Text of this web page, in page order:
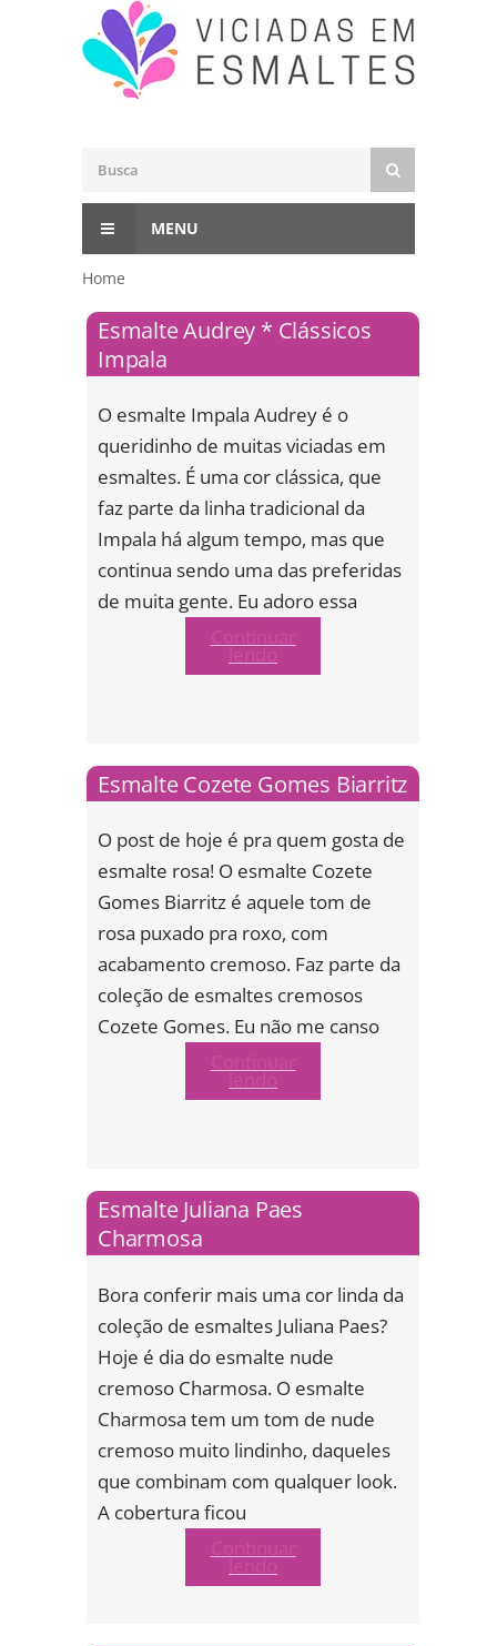
MENU
Home
Esmalte Audrey * Clássicos
Impala
O esmalte Impala Audrey é o
queridinho de muitas viciadas em
esmaltes. É uma cor clássica, que
faz parte da linha tradicional da
Impala há algum tempo, mas que
continua sendo uma das preferidas
de muita gente. Eu adoro essa
lendo
Esmalte Cozete Gomes Biarritz
O post de hoje é pra quem gosta de
esmalte rosa! O esmalte Cozete
Gomes Biarritz é aquele tom de
rosa puxado pra roxo, com
acabamento cremoso. Faz parte da
coleção de esmaltes cremosos
Cozete Gomes. Eu não me canso
lendo
Esmalte Juliana Paes
Charmosa
Bora conferir mais uma cor linda da
coleção de esmaltes Juliana Paes?
Hoje é dia do esmalte nude
cremoso Charmosa. O esmalte
Charmosa tem um tom de nude
cremoso muito lindinho, daqueles
que combinam com qualquer look.
A cobertura ficou
lendo